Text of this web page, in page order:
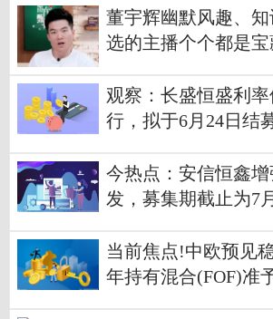
董宇辉幽默风趣、
选的主播个个都是宝
观察：长盛恒盛利
行，拟于6月24日结
今热点：安信恒鑫
发，募集期截止为7
当前焦点!中欧预见
年持有混合(FOF)准